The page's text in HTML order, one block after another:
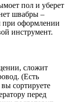
пол и уберет
швабры –
при оформлении
инструмент.
сложит
(Есть
сортируете
перед